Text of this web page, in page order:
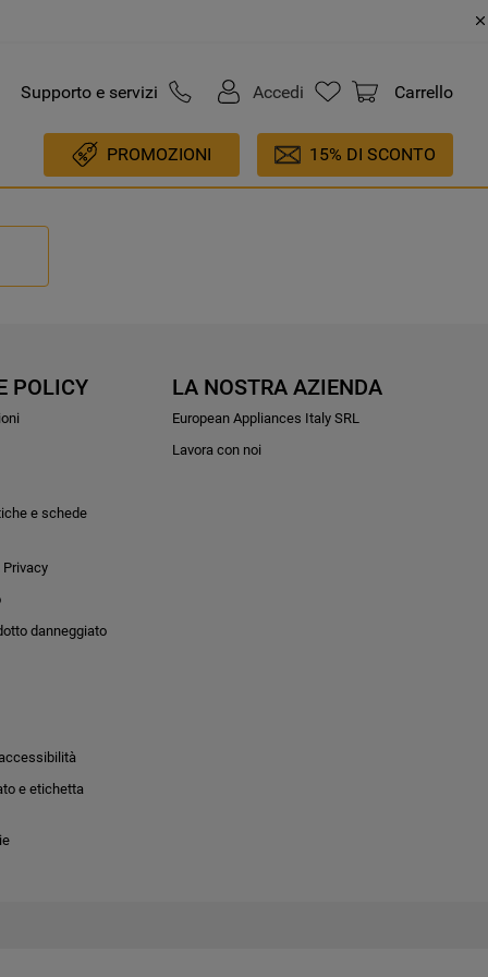
Supporto e servizi Accedi Carrello
PROMOZIONI 15% DI SCONTO
POLICY
e schede
danneggiato
e etichetta
LA NOSTRA AZIENDA
European Appliances Italy SRL
Lavora con noi